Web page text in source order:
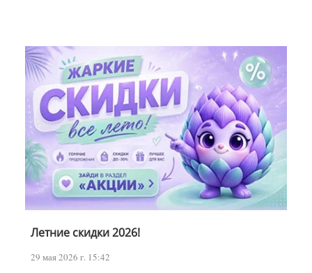
Летние скидки 2026!
29 мая 2026 г. 15:42